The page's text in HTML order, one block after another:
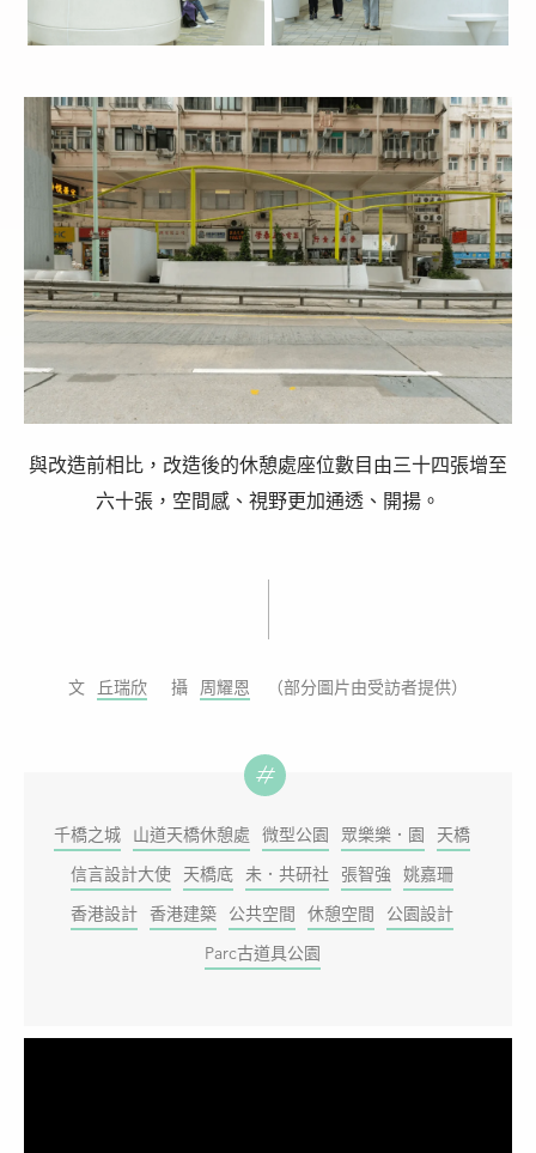
與改造前相比，改造後的休憩處座位數目由三十四張增至
六十張，空間感、視野更加通透、開揚。
丘瑞欣 周耀恩 （部分圖片由受訪者提供）
千橋之城 山道天橋休憩處 微型公園 眾樂樂．園
天橋
信言設計大使
天橋底 未．共研社 張智強
姚嘉珊
香港設計 香港建築 公共空間 休憩空間
公園設計
Parc古道具公園